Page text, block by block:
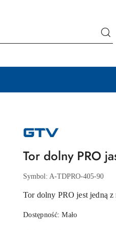
NAZWA
PRODUCENTA:
Tor dolny PRO
Symbol: A-TDPRO-405-90
Tor dolny PRO jest jedną
Dostępność:Mało